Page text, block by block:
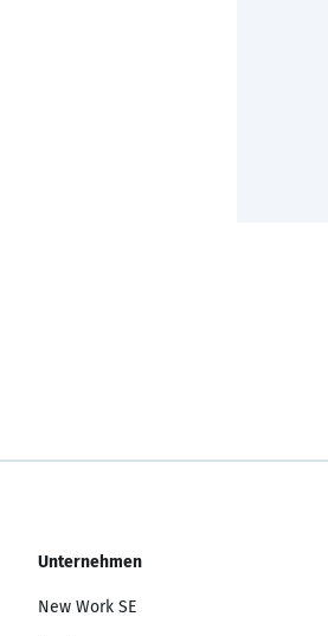
Unternehmen
New Work SE